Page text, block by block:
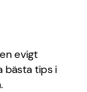
evigt
bästa tips i